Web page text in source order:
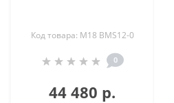
Код товара: M18 BMS12-0
0
44 480 р.